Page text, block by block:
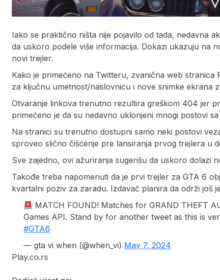
Iako se praktično ništa nije pojavilo od tada, nedavna
da uskoro podele više informacija. Dokazi ukazuju na
novi trejler.
Kako je primećeno na Twitteru, zvanična web
za ključnu umetnost/naslovnicu i nove snimke ekrana
Otvaranje linkova trenutno rezultira greškom 404 jer
primećeno je da su nedavno uklonjeni mnogi postovi
Na stranici su trenutno dostupni samo neki postovi
sproveo slično čišćenje pre lansiranja prvog trejlera u
Sve zajedno, ovi ažuriranja sugerišu da uskoro dolazi
Takođe treba napomenuti da je prvi trejler za GTA 6
kvartalni poziv za zaradu. Izdavač planira da održi još
MATCH FOUND! Matches for GRAND THEFT
Games API. Stand by for another tweet as this is
#GTA6
— gta vi when (@when_vi) May 7, 2024
Play.co.rs